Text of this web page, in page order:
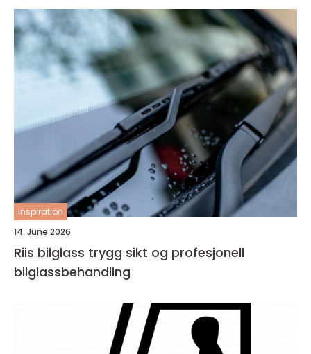
inspiration
14. June 2026
Riis bilglass trygg sikt og profesjonell
bilglassbehandling